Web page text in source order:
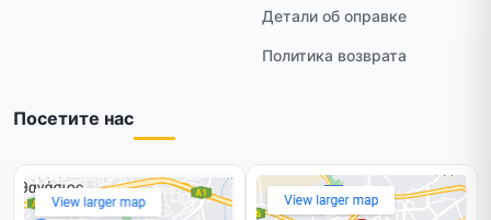
Детали об оправке
Политика возврата
Посетите нас